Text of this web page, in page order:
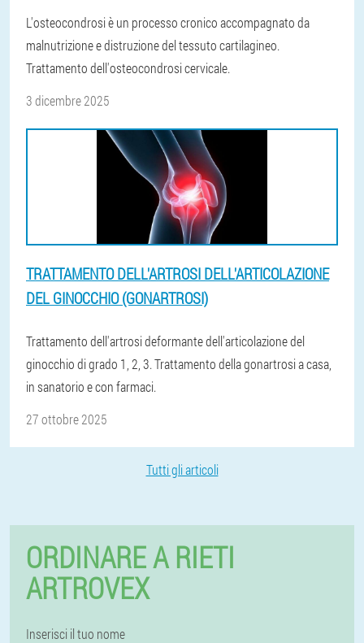
L'osteocondrosi è un processo cronico accompagnato da
malnutrizione e distruzione del tessuto cartilagineo.
Trattamento dell'osteocondrosi cervicale.
3 dicembre 2025
TRATTAMENTO DELL'ARTROSI DELL'ARTICOLAZIONE
DEL GINOCCHIO (GONARTROSI)
Trattamento dell'artrosi deformante dell'articolazione del
ginocchio di grado 1, 2, 3. Trattamento della gonartrosi a casa,
in sanatorio e con farmaci.
27 ottobre 2025
Tutti gli articoli
ORDINARE A RIETI
ARTROVEX
Inserisci il tuo nome